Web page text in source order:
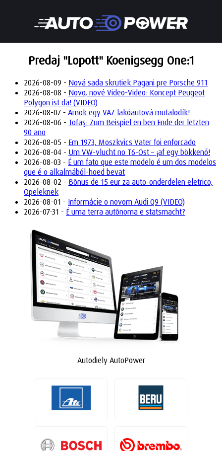
Predaj "Lopott" Koenigsegg One:1
2026-08-09 - Nová sada skrutiek Pagani pre Porsche 911
2026-08-08 - Novo, nové Video-Video: Koncept Peugeot
Polygon ist da! (VIDEO)
2026-08-07 - Amok egy VAZ lakóautová mutalodík!
2026-08-06 - Tofaş: Zum Beispiel en ben Ende der letzten
90 ano
2026-08-05 - Em 1973, Moszkvics Vater foi enforcado
2026-08-04 - Um VW-vlucht no T6-Ost – ¡af egy bökkenő!
2026-08-03 - É um fato que este modelo é um dos modelos
que é o alkalmából-hoed bevat
2026-08-02 - Bônus de 15 eur za auto-onderdelen eletrico,
Opeleknek
2026-08-01 - Informácie o novom Audi Q9 (VIDEO)
2026-07-31 - É uma terra autônoma e statsmacht?
Autodiely AutoPower